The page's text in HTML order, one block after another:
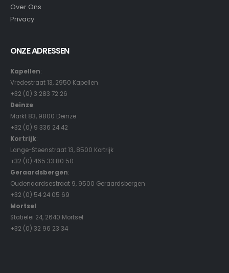
Over Ons
Privacy
ONZE ADRESSEN
Kapellen:
Vredestraat 13, 2950 Kapellen
+32 (0) 3 283 72 26
Deinze:
Markt 83, 9800 Deinze
+32 (0) 9 336 24 42
Kortrijk:
Lange-Steenstraat 13, 8500 Kortrijk
+32 (0) 465 33 80 50
Geraardsbergen:
Oudenaardsestraat 9, 9500 Geraardsbergen
+32 (0) 54 24 05 69
Mortsel:
Statielei 24, 2640 Mortsel
+32 (0) 32 96 23 34